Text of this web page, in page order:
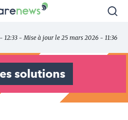
- Mise à jour le 25 mars 2026 - 11:36
solutions